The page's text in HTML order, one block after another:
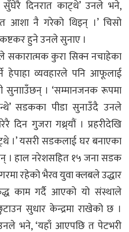
सुँघेरै दिनरात काट्थे’ उनले भने,
त आशा नै गरेको थिइन् ।’ चिसो
हुने उनले सुनाए ।
सकारात्मक कुरा सिक्न नचाहेका
हेपाहा व्यवहारले पनि आफूलाई
सुनााउँछन् । ‘सम्मानजनक रूपमा
सडकका पीडा सुनाउँदै उनले
दिन गुजरा गथ्र्यौं । प्रहरीदेखि
यसरी सडकलाई घर बनाएका
। हाल नरेशसहित १५ जना सडक
रहेको भैरव युवा क्लबले उद्धार
काम गर्दै आएको यो संस्थाले
सुधार केन्द्रमा राखेको छ ।
भने, ‘यहाँ आएपछि त पेटभरी